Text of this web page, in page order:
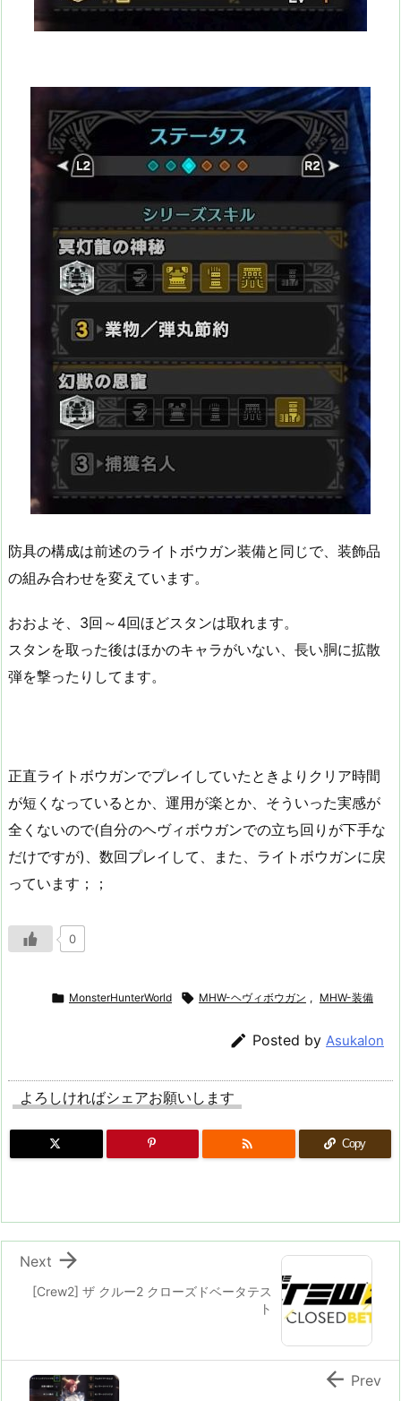
防具の構成は前述のライトボウガン装備と同じで、装飾品
の組み合わせを変えています。
おおよそ、3回～4回ほどスタンは取れます。
スタンを取った後はほかのキャラがいない、長い胴に拡散
弾を撃ったりしてます。
正直ライトボウガンでプレイしていたときよりクリア時間
が短くなっているとか、運用が楽とか、そういった実感が
全くないので(自分のヘヴィボウガンでの立ち回りが下手な
だけですが)、数回プレイして、また、ライトボウガンに戻
っています；；
0
 MonsterHunterWorld  MHW-ヘヴィボウガン , MHW-装備
 Posted by Asukalon
よろしければシェアお願いします
 Copy
[Crew2] ザ クルー2 クローズドベータテス
ト

Next
 Prev